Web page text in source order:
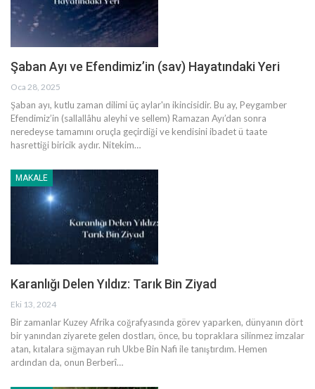
Şaban Ayı ve Efendimiz’in (sav) Hayatındaki Yeri
Oca 28, 2025
Şaban ayı, kutlu zaman dilimi üç aylar'ın ikincisidir. Bu ay, Peygamber
Efendimiz’in (sallallâhu aleyhi ve sellem) Ramazan Ayı’dan sonra
neredeyse tamamını oruçla geçirdiği ve kendisini ibadet ü taate
hasrettiği biricik aydır. Nitekim…
MAKALE
Karanlığı Delen Yıldız: Tarık Bin Ziyad
Eki 13, 2024
Bir zamanlar Kuzey Afrika coğrafyasında görev yaparken, dünyanın dört
bir yanından ziyarete gelen dostları, önce, bu topraklara silinmez imzalar
atan, kıtalara sığmayan ruh Ukbe Bin Nafi ile tanıştırdım. Hemen
ardından da, onun Berberî…